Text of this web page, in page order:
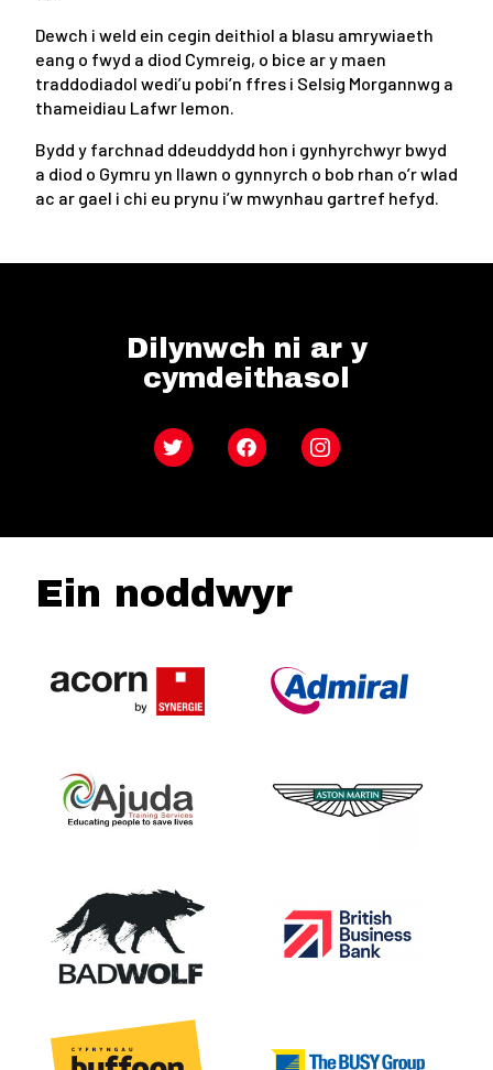
Dewch i weld ein cegin deithiol a blasu amrywiaeth
eang o fwyd a diod Cymreig, o bice ar y maen
traddodiadol wedi’u pobi’n ffres i Selsig Morgannwg a
thameidiau Lafwr lemon.
Bydd y farchnad ddeuddydd hon i gynhyrchwyr bwyd
a diod o Gymru yn llawn o gynnyrch o bob rhan o’r wlad
ac ar gael i chi eu prynu i’w mwynhau gartref hefyd.
Dilynwch ni ar y
cymdeithasol
Twitter FacebookInstagram
Ein noddwyr